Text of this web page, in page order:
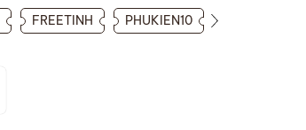
FREETINH PHUKIEN10